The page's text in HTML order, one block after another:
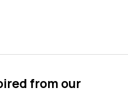
from our